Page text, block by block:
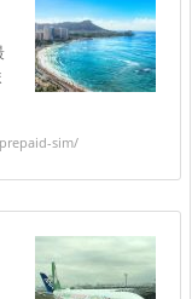
sim/